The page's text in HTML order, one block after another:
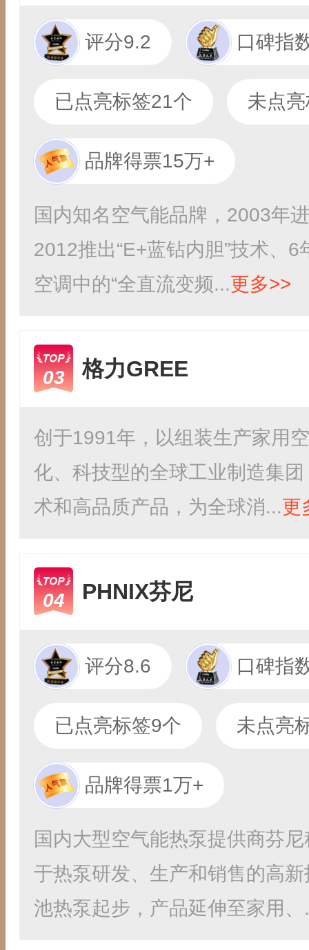
评分9.2 口碑指
已点亮标签21个 未点
品牌得票15万+
国内知名空气能品牌，2003年
2012推出“E+蓝钻内胆”技术、
空调中的“全直流变频...更多>>
03 格力GREE
创于1991年，以组装生产家用
化、科技型的全球工业制造集
术和高品质产品，为全球消...更
04 PHNIX芬尼
评分8.6 口碑指
已点亮标签9个 未点亮
品牌得票1万+
国内大型空气能热泵提供商芬
于热泵研发、生产和销售的高
池热泵起步，产品延伸至家用、